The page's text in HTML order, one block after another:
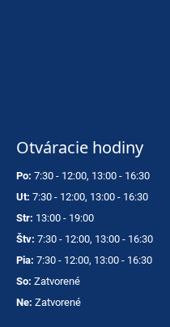
Otváracie hodiny
Po: 7:30 - 12:00, 13:00 - 16:30
Ut: 7:30 - 12:00, 13:00 - 16:30
Str: 13:00 - 19:00
Štv: 7:30 - 12:00, 13:00 - 16:30
Pia: 7:30 - 12:00, 13:00 - 16:30
So: Zatvorené
Ne: Zatvorené